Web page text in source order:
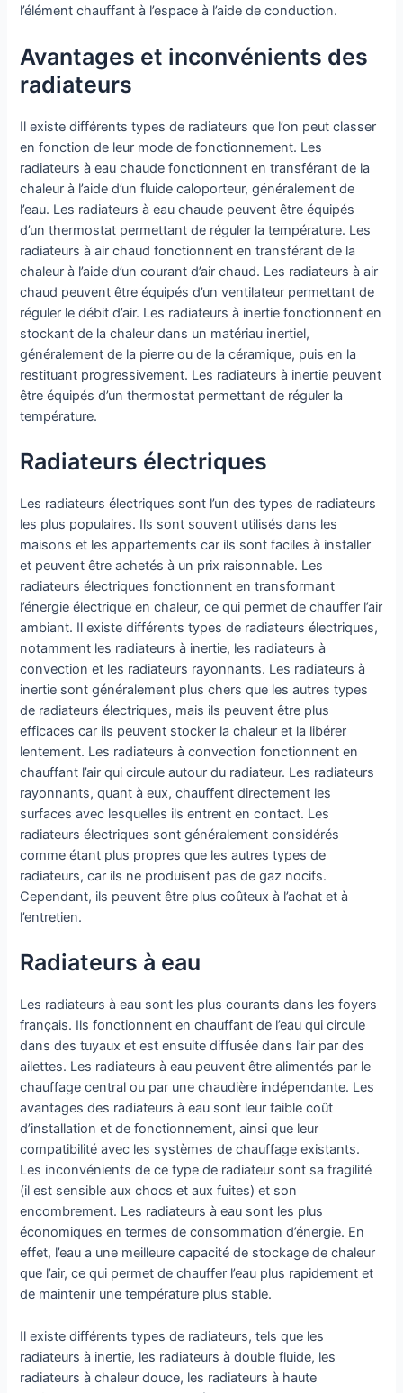
l’élément chauffant à l’espace à l’aide de conduction.
Avantages et inconvénients des
radiateurs
Il existe différents types de radiateurs que l’on peut classer
en fonction de leur mode de fonctionnement. Les
radiateurs à eau chaude fonctionnent en transférant de la
chaleur à l’aide d’un fluide caloporteur, généralement de
l’eau. Les radiateurs à eau chaude peuvent être équipés
d’un thermostat permettant de réguler la température. Les
radiateurs à air chaud fonctionnent en transférant de la
chaleur à l’aide d’un courant d’air chaud. Les radiateurs à air
chaud peuvent être équipés d’un ventilateur permettant de
réguler le débit d’air. Les radiateurs à inertie fonctionnent en
stockant de la chaleur dans un matériau inertiel,
généralement de la pierre ou de la céramique, puis en la
restituant progressivement. Les radiateurs à inertie peuvent
être équipés d’un thermostat permettant de réguler la
température.
Radiateurs électriques
Les radiateurs électriques sont l’un des types de radiateurs
les plus populaires. Ils sont souvent utilisés dans les
maisons et les appartements car ils sont faciles à installer
et peuvent être achetés à un prix raisonnable. Les
radiateurs électriques fonctionnent en transformant
l’énergie électrique en chaleur, ce qui permet de chauffer l’air
ambiant. Il existe différents types de radiateurs électriques,
notamment les radiateurs à inertie, les radiateurs à
convection et les radiateurs rayonnants. Les radiateurs à
inertie sont généralement plus chers que les autres types
de radiateurs électriques, mais ils peuvent être plus
efficaces car ils peuvent stocker la chaleur et la libérer
lentement. Les radiateurs à convection fonctionnent en
chauffant l’air qui circule autour du radiateur. Les radiateurs
rayonnants, quant à eux, chauffent directement les
surfaces avec lesquelles ils entrent en contact. Les
radiateurs électriques sont généralement considérés
comme étant plus propres que les autres types de
radiateurs, car ils ne produisent pas de gaz nocifs.
Cependant, ils peuvent être plus coûteux à l’achat et à
l’entretien.
Radiateurs à eau
Les radiateurs à eau sont les plus courants dans les foyers
français. Ils fonctionnent en chauffant de l’eau qui circule
dans des tuyaux et est ensuite diffusée dans l’air par des
ailettes. Les radiateurs à eau peuvent être alimentés par le
chauffage central ou par une chaudière indépendante. Les
avantages des radiateurs à eau sont leur faible coût
d’installation et de fonctionnement, ainsi que leur
compatibilité avec les systèmes de chauffage existants.
Les inconvénients de ce type de radiateur sont sa fragilité
(il est sensible aux chocs et aux fuites) et son
encombrement. Les radiateurs à eau sont les plus
économiques en termes de consommation d’énergie. En
effet, l’eau a une meilleure capacité de stockage de chaleur
que l’air, ce qui permet de chauffer l’eau plus rapidement et
de maintenir une température plus stable.
Il existe différents types de radiateurs, tels que les
radiateurs à inertie, les radiateurs à double fluide, les
radiateurs à chaleur douce, les radiateurs à haute